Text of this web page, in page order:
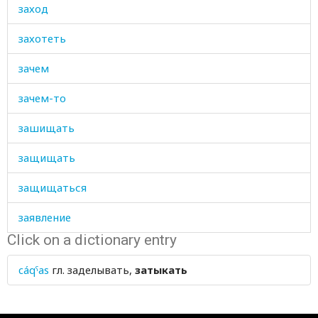
заход
захотеть
зачем
зачем-то
зашищать
защищать
защищаться
заявление
заяц
звание
Click on a dictionary entry
cáqˤas гл. заделывать, затыкать